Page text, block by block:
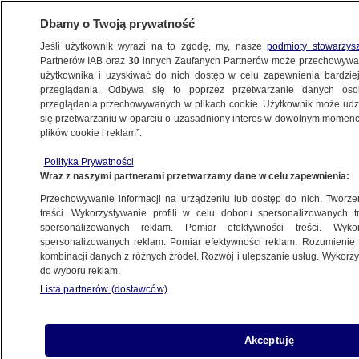
ŚWIAT
więzieniu dla dżihadystów
23.11.2016, 06:36
Udostępnij
- Mam nadzieję, że któregoś dnia wciąż znajdzie
irackiego więzienia za przynależność do tzw.
Dbamy o Twoją prywatność
Jeśli użytkownik wyrazi na to zgodę, my, naszepodmioty
Partnerów IAB oraz30 innych Zaufanych Partnerów może
użytkownika i uzyskiwać do nich dostęp w celu zapewnienia
przeglądania. Odbywa się to poprzez przetwarzanie danych
przeglądania przechowywanych w plikach cookie. Użytkownik może
się przetwarzaniu w oparciu o uzasadniony interes w dowolnym
plików cookie i reklam”.
Polityka Prywatności
Wraz z naszymi partnerami przetwarzamy dane w celu zapewnienia:
Przechowywanie informacji na urządzeniu lub dostęp do nich.
treści. Wykorzystywanie profili w celu doboru spersonalizowanych
spersonalizowanych reklam. Pomiar efektywności treści.
spersonalizowanych reklam. Pomiar efektywności reklam.
kombinacji danych z różnych źródeł. Rozwój i ulepszanie usług.
do wyboru reklam.
Lista partnerów (dostawców)
Akceptuję